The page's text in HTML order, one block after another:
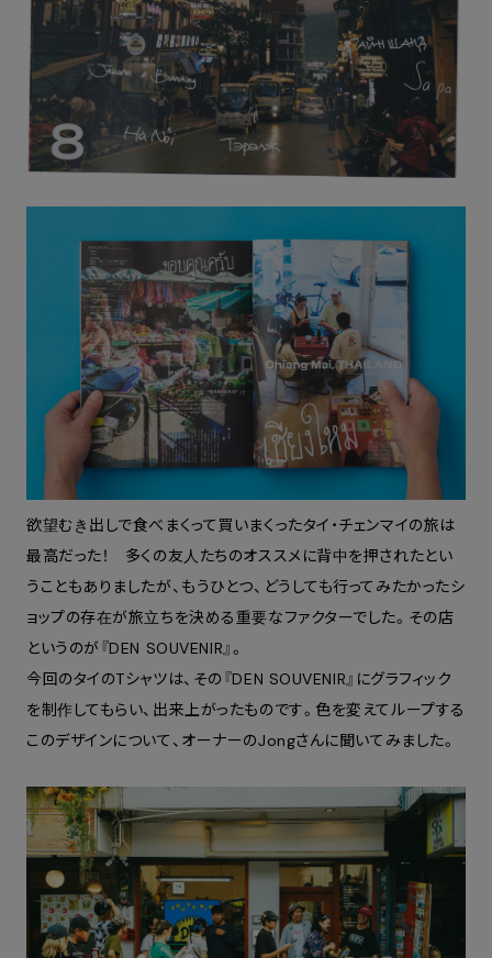
欲望むき出しで食べまくって買いまくったタイ・チェンマイの旅は
最高だった！ 多くの友人たちのオススメに背中を押されたとい
うこともありましたが、もうひとつ、どうしても行ってみたかったシ
ョップの存在が旅立ちを決める重要なファクターでした。その店
というのが『DEN SOUVENIR』。
今回のタイのTシャツは、その『DEN SOUVENIR』にグラフィック
を制作してもらい、出来上がったものです。色を変えてループする
このデザインについて、オーナーのJongさんに聞いてみました。